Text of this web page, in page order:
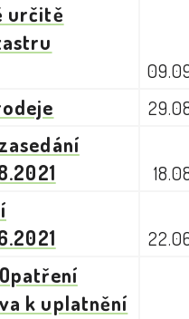
určitě
k uplatnění